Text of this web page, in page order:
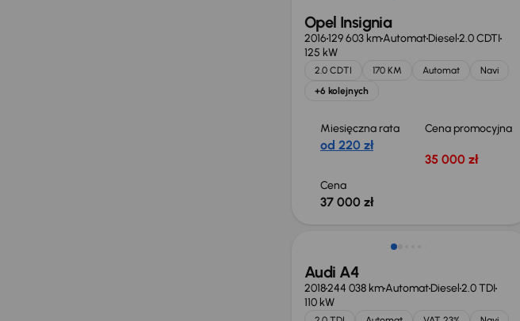
Opel Insignia
2016129 603 kmAutomatDiesel2.0 CDTI
125 kW
2.0 CDTI 170 KM Automat
Navi
+6 kolejnych
Miesięczna rata
od 220 zł
Cena promocyjna
35 000 zł
Cena
37 000 zł
Audi A4
2018244 038 kmAutomatDiesel2.0 TDI
110 kW